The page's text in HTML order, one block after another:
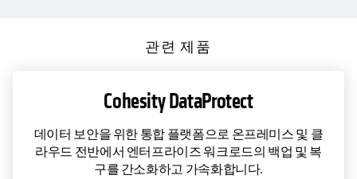
관련 제품
Cohesity DataProtect
데이터 보안을 위한 통합 플랫폼으로 온프레미스 및 클
라우드 전반에서 엔터프라이즈 워크로드의 백업 및 복
구를 간소화하고 가속화합니다.